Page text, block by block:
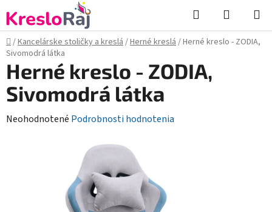
na
obsah
Hľadať
KOŠÍK
Domov
/Kancelárske stoličky a kreslá/Herné kreslá/Herné kreslo - ZODIA,
Sivomodrá látka
Herné kreslo - ZODIA,
Sivomodrá látka
Priemerné
Neohodnotené Podrobnosti hodnotenia